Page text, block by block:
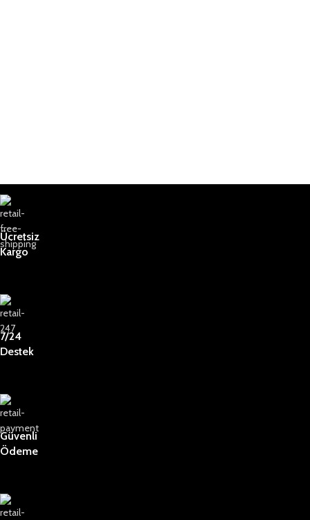
Ücretsiz
Kargo
7/24
Destek
Güvenli
Ödeme